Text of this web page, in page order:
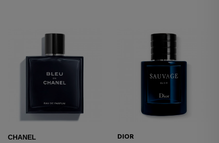
CHANEL
DIOR